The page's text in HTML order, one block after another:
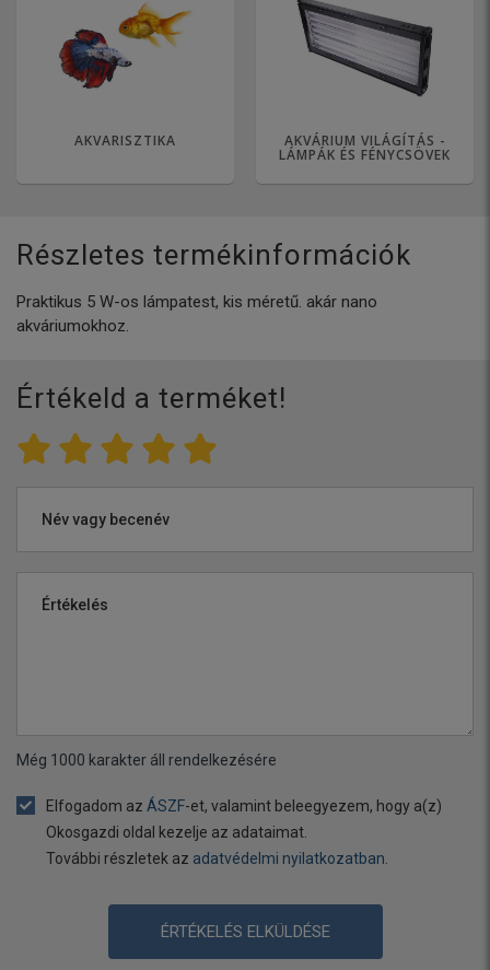
AKVARISZTIKA AKVÁRIUM VILÁGÍTÁS -
LÁMPÁK ÉS FÉNYCSÖVEK
Részletes termékinformációk
Praktikus 5 W-os lámpatest, kis méretű. akár nano
akváriumokhoz.
Értékeld a terméket!
Név vagy becenév
Értékelés
Még 1000 karakter áll rendelkezésére
Elfogadom az ÁSZF-et, valamint beleegyezem, hogy a(z)
Okosgazdi oldal kezelje az adataimat.
További részletek az adatvédelmi nyilatkozatban.
ÉRTÉKELÉS ELKÜLDÉSE